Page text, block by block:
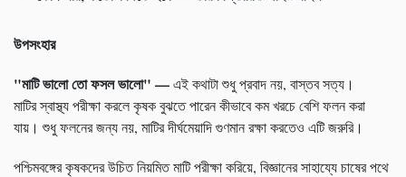
উপসংহার
"মাটি ভালো তো ফসল ভালো" —এই কথাটা শুধু প্রবাদ নয়, বাস্তব সত্য।
মাটির স্বাস্থ্য পরীক্ষা করলে কৃষক বুঝতে পারেন কীভাবে কম খরচে বেশি ফলন করা
যায়। শুধু ফলনের জন্য নয়, মাটির দীর্ঘমেয়াদি গুণমান রক্ষা করতেও এটি জরুরি।
পশ্চিমবঙ্গের কৃষকদের উচিত নিয়মিত মাটি পরীক্ষা করিয়ে, বিজ্ঞানের সাহায্যে চাষের পথে